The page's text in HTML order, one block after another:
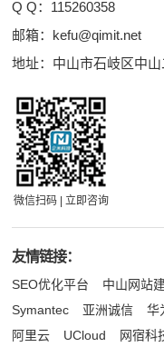
Q Q： 115260358
邮箱： kefu@qimit.net
地址：中山市石岐区中
微信扫码 | 立即咨询
友情链接：
SEO优化平台 中山网站
Symantec
亚洲诚信 华
阿里云
UCloud 网宿科